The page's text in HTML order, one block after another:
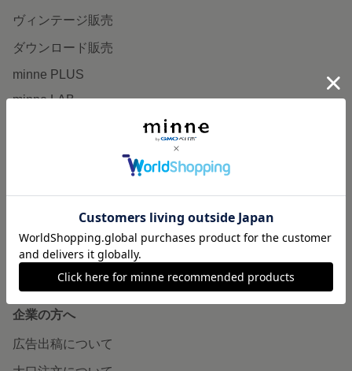
ヴィンテージ販売
ダウンロード販売
minne PLUS
minne LAB
販売支援企画・イベント
minneとものづくりと
minne学習帖
ニュース
minneの本
企業の方へ
広告出稿について